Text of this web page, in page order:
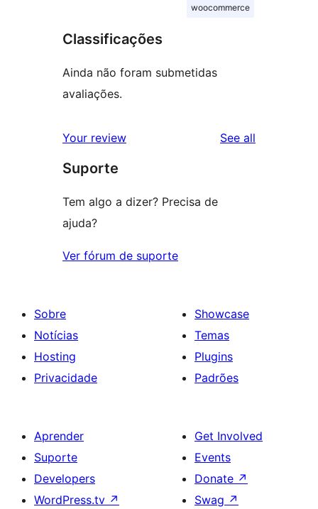
woocommerce
Classificações
Ainda não foram submetidas
avaliações.
Your review See all
Suporte
Tem algo a dizer? Precisa de
ajuda?
Ver fórum de suporte
Sobre
Notícias
Hosting
Privacidade
Showcase
Temas
Plugins
Padrões
Aprender
Suporte
Developers
WordPress.tv ↗
Get Involved
Events
Donate ↗
Swag ↗